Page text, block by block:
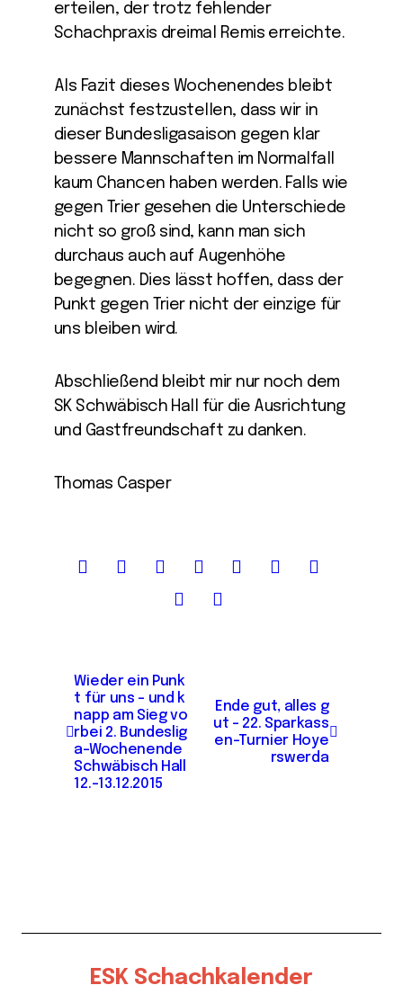
erteilen, der trotz fehlender
Schachpraxis dreimal Remis erreichte.
Als Fazit dieses Wochenendes bleibt
zunächst festzustellen, dass wir in
dieser Bundesligasaison gegen klar
bessere Mannschaften im Normalfall
kaum Chancen haben werden. Falls wie
gegen Trier gesehen die Unterschiede
nicht so groß sind, kann man sich
durchaus auch auf Augenhöhe
begegnen. Dies lässt hoffen, dass der
Punkt gegen Trier nicht der einzige für
uns bleiben wird.
Abschließend bleibt mir nur noch dem
SK Schwäbisch Hall für die Ausrichtung
und Gastfreundschaft zu danken.
Thomas Casper
a
Wieder ein Punk
t für uns – und k
napp am Sieg vo
rbei 2. Bundeslig
a-Wochenende
Schwäbisch Hall
12.-13.12.2015
Ende gut, alles g
ut – 22. Sparkass
en-Turnier Hoye
rswerda
ESK Schachkalender